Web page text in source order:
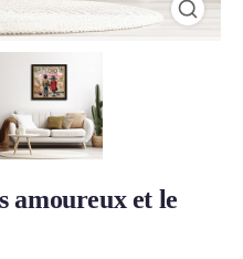
amoureux et le